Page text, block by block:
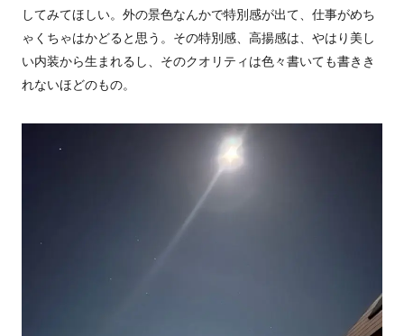
してみてほしい。外の景色なんかで特別感が出て、仕事がめち
ゃくちゃはかどると思う。その特別感、高揚感は、やはり美し
い内装から生まれるし、そのクオリティは色々書いても書きき
れないほどのもの。